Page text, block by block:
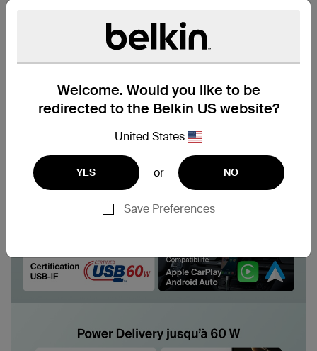
Welcome. Would you like to be
redirected to the Belkin US website?
United States
YES or NO
Save Preferences